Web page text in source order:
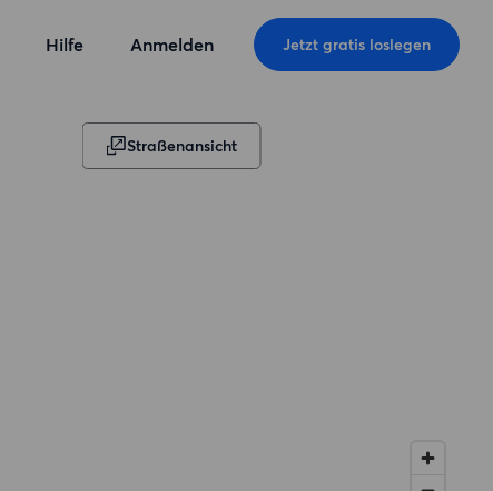
Hilfe Anmelden Jetzt gratis loslegen
Straßenansicht